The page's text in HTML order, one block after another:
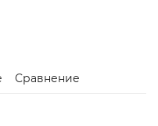
Сравнение